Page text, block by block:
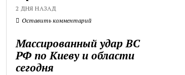
2 ДНЯ НАЗАД
Оставить комментарий
Массированный удар ВС
РФ по Киеву и области
сегодня